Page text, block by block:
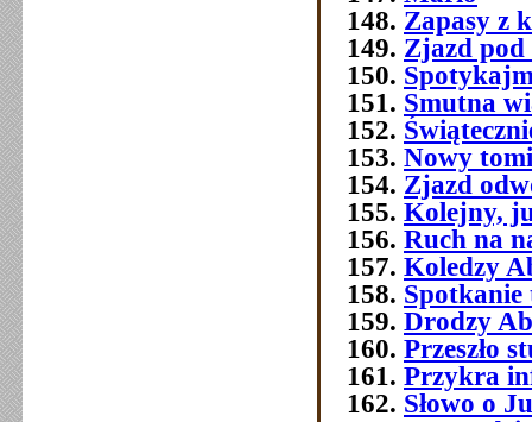
Zapasy z
Zjazd
Smutna
Nowy
Zjazd
Kolejny,
Ruch na
Koledzy
Spotkanie
Drodzy
Przeszło
Przykra
Słowo o